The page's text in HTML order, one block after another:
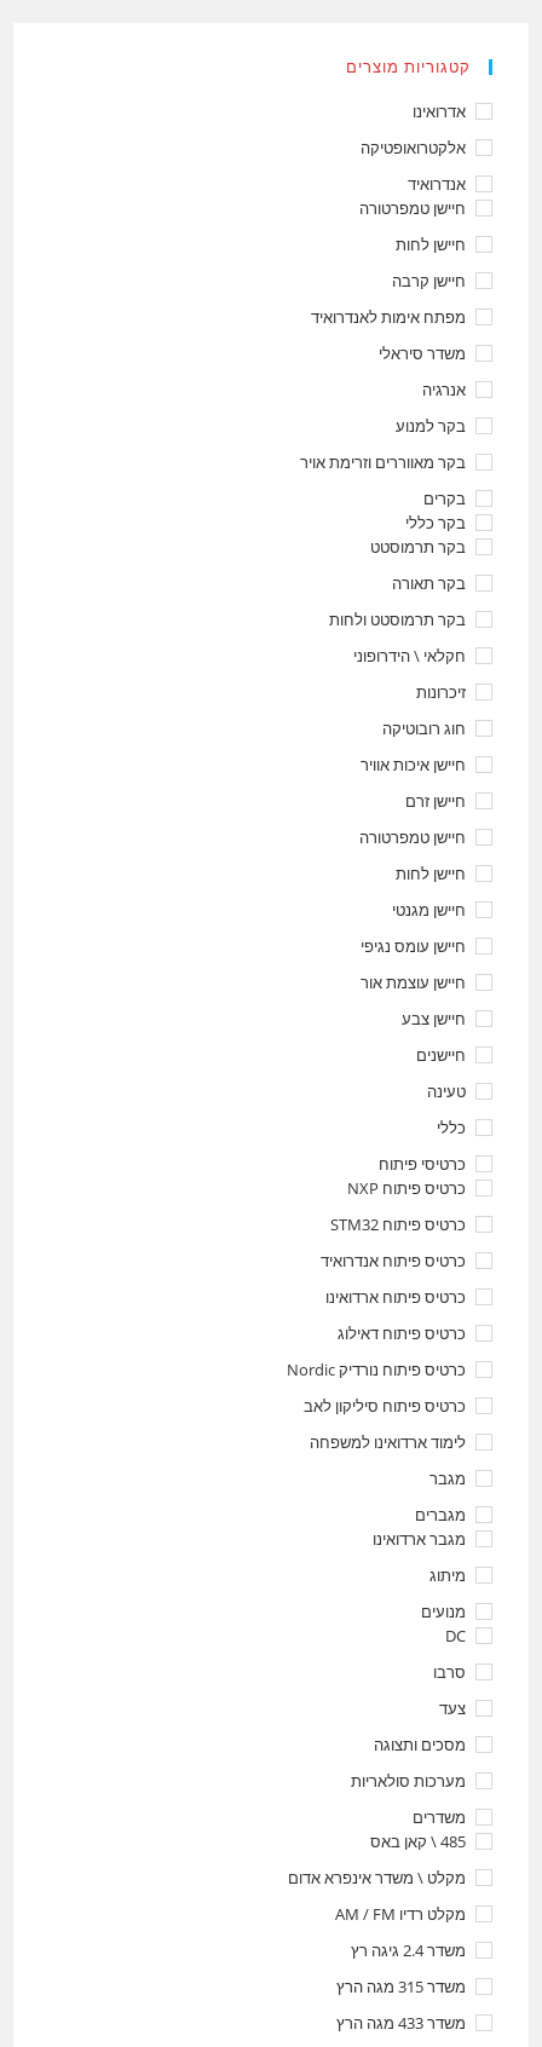
קטגוריות מוצרים
אדרואינו
אלקטרואופטיקה
אנדרואיד
חיישן טמפרטורה
חיישן לחות
חיישן קרבה
מפתח אימות לאנדרואיד
משדר סיראלי
אנרגיה
בקר למנוע
בקר מאווררים וזרימת אויר
בקרים
בקר כללי
בקר תרמוסטט
בקר תאורה
בקר תרמוסטט ולחות
חקלאי \ הידרופוני
זיכרונות
חוג רובוטיקה
חיישן איכות אוויר
חיישן זרם
חיישן טמפרטורה
חיישן לחות
חיישן מגנטי
חיישן עומס נגיפי
חיישן עוצמת אור
חיישן צבע
חיישנים
טעינה
כללי
כרטיסי פיתוח
כרטיס פיתוח NXP
כרטיס פיתוח STM32
כרטיס פיתוח אנדרואיד
כרטיס פיתוח ארדואינו
כרטיס פיתוח דאילוג
כרטיס פיתוח נורדיק Nordic
כרטיס פיתוח סיליקון לאב
לימוד ארדואינו למשפחה
מגבר
מגברים
מגבר ארדואינו
מיתוג
מנועים
DC
סרבו
צעד
מסכים ותצוגה
מערכות סולאריות
משדרים
485 \ קאן באס
מקלט \ משדר אינפרא אדום
מקלט רדיו AM / FM
משדר 2.4 גיגה רץ
משדר 315 מגה הרץ
משדר 433 מגה הרץ